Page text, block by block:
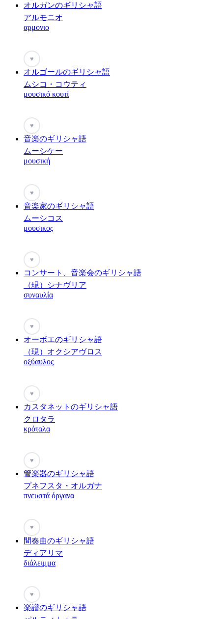
オルガンのギリシャ語
アルモニオ
αρμονιο
♥
オルゴールのギリシャ語
ムシコ・コウティ
μουσικό κουτί
♥
音楽のギリシャ語
ムーシケー
μουσική
♥
音楽家のギリシャ語
ムーシコス
μουσικος
♥
コンサート、音楽会のギリシャ語
（現）シナヴリア
συναυλία
♥
オーボエのギリシャ語
（現）オクシアヴロス
οξύαυλος
♥
カスタネットのギリシャ語
クロタラ
κρόταλα
♥
管楽器のギリシャ語
プネフスタ・オルガナ
πνευστά όργανα
♥
間奏曲のギリシャ語
ディアリマ
διάλειμμα
♥
楽譜のギリシャ語